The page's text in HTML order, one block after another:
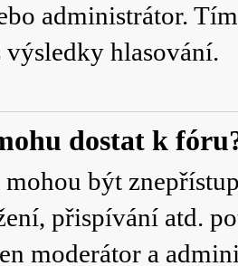
administrátor.
hlasování.
dostat k
být
přispívání atd.
moderátor a